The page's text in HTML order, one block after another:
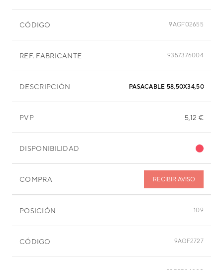
CÓDIGO 9AGF02655
REF. FABRICANTE 9357376004
DESCRIPCIÓN PASACABLE 58,50X34,50X7MM
PVP 5,12 €
DISPONIBILIDAD
COMPRA RECIBIR AVISO
POSICIÓN 109
CÓDIGO 9AGF2727